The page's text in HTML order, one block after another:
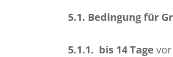
5.1. Bedingung für
5.1.1. bis 14 Tage